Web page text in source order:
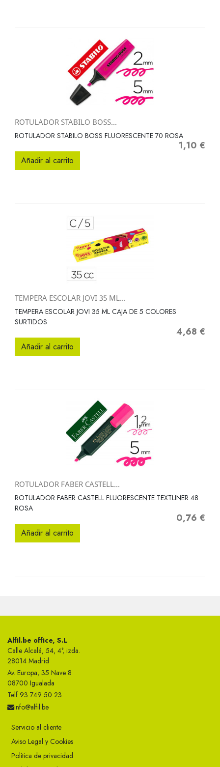
ROTULADOR STABILO BOSS...
ROTULADOR STABILO BOSS FLUORESCENTE 70 ROSA
Precio
1,10 €
Añadir al carrito
TEMPERA ESCOLAR JOVI 35 ML...
TEMPERA ESCOLAR JOVI 35 ML CAJA DE 5 COLORES
SURTIDOS
Precio
4,68 €
Añadir al carrito
ROTULADOR FABER CASTELL...
ROTULADOR FABER CASTELL FLUORESCENTE TEXTLINER 48
ROSA
Precio
0,76 €
Añadir al carrito
Alfil.be office, S.L
Calle Alcalá, 54, 4°, izda.
28014 Madrid
Av. Europa, 35 Nave 8
08700 Igualada
Telf 93 749 50 23
info@alfil.be
Servicio al cliente
Aviso Legal y Cookies
Política de privacidad